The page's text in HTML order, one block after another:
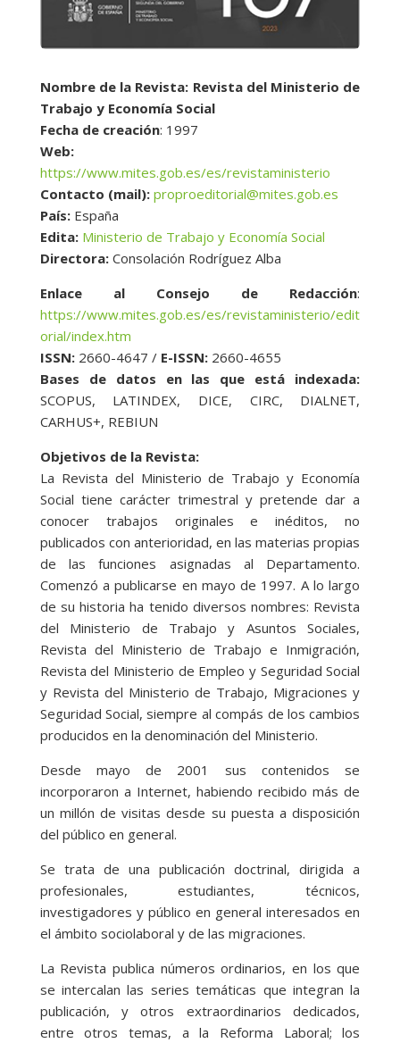
Nombre de la Revista: Revista del Ministerio de
Trabajo y Economía Social
Fecha de creación: 1997
Web:
https://www.mites.gob.es/es/revistaministerio
Contacto (mail): proproeditorial@mites.gob.es
País:España
Edita: Ministerio de Trabajo y Economía Social
Directora: Consolación Rodríguez Alba
Enlace al Consejo de Redacción:
https://www.mites.gob.es/es/revistaministerio/edit
orial/index.htm
ISSN:2660-4647 / E-ISSN:2660-4655
Bases de datos en las que está indexada:
SCOPUS, LATINDEX, DICE, CIRC, DIALNET,
CARHUS+, REBIUN
Objetivos de la Revista:
La Revista del Ministerio de Trabajo y Economía
Social tiene carácter trimestral y pretende dar a
conocer trabajos originales e inéditos, no
publicados con anterioridad, en las materias propias
de las funciones asignadas al Departamento.
Comenzó a publicarse en mayo de 1997. A lo largo
de su historia ha tenido diversos nombres: Revista
del Ministerio de Trabajo y Asuntos Sociales,
Revista del Ministerio de Trabajo e Inmigración,
Revista del Ministerio de Empleo y Seguridad Social
y Revista del Ministerio de Trabajo, Migraciones y
Seguridad Social, siempre al compás de los cambios
producidos en la denominación del Ministerio.
Desde mayo de 2001 sus contenidos se
incorporaron a Internet, habiendo recibido más de
un millón de visitas desde su puesta a disposición
del público en general.
Se trata de una publicación doctrinal, dirigida a
profesionales, estudiantes, técnicos,
investigadores y público en general interesados en
el ámbito sociolaboral y de las migraciones.
La Revista publica números ordinarios, en los que
se intercalan las series temáticas que integran la
publicación, y otros extraordinarios dedicados,
entre otros temas, a la Reforma Laboral; los